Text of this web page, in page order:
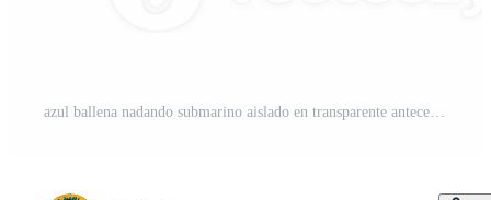
azul ballena nadando submarino aislado en transparente antecedentes PNG Pro